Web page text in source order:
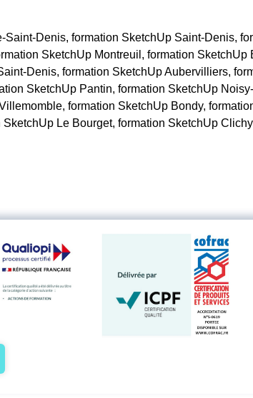
Saint-Denis, formation SketchUp Saint-Denis,
SketchUp Montreuil, formation
Denis, formation SketchUp Aubervilliers,
SketchUp Pantin, formation SketchUp
formation SketchUp Bondy,
Le Bourget, formation SketchUp